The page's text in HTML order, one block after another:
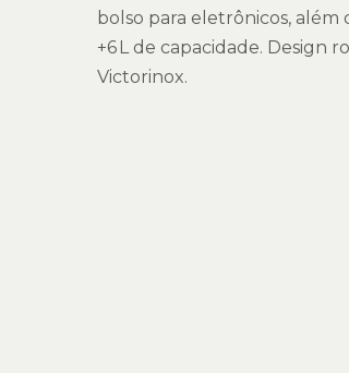
bolso para eletrônicos,
+6 L de capacidade. Design
Victorinox.